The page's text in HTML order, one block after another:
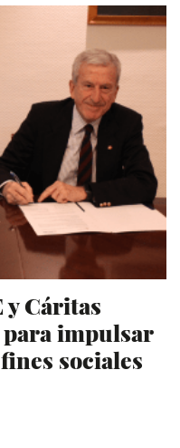
y Cáritas
impulsar
sociales